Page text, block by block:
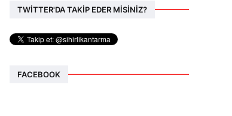
TWİTTER'DA TAKİP EDER MİSİNİZ?
FACEBOOK